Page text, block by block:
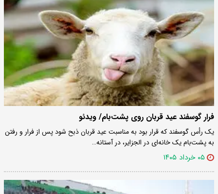
فرار گوسفند عید قربان روی پشت‌بام/ ویدئو
یک رأس گوسفند که قرار بود به مناسبت عید قربان ذبح شود پس از فرار و رفتن
به پشت‌بام یک خانه‌ای در الجزایر، در آستانه…
۰۵ خرداد ۱۴۰۵